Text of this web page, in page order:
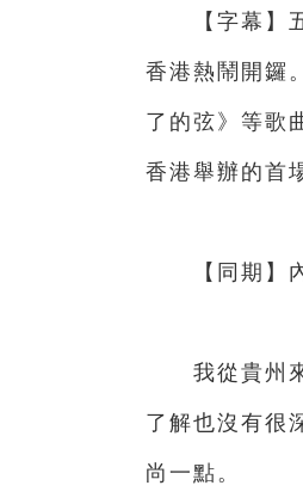
【字幕】五
香港熱鬧開鑼
了的弦》等歌
香港舉辦的首
【同期】內
我從貴州來
了解也沒有很
尚一點。